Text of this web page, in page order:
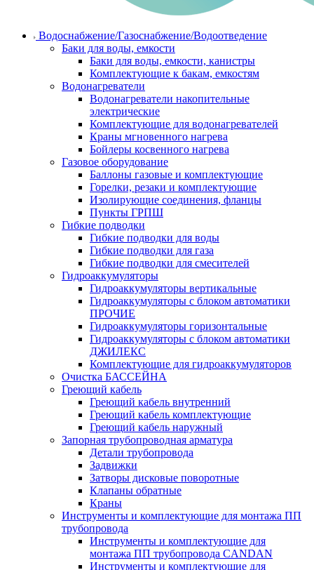
Водоснабжение/Газоснабжение/Водоотведение
Баки для воды, емкости
Баки для воды, емкости, канистры
Комплектующие к бакам, емкостям
Водонагреватели
Водонагреватели накопительные
электрические
Комплектующие для водонагревателей
Краны мгновенного нагрева
Бойлеры косвенного нагрева
Газовое оборудование
Баллоны газовые и комплектующие
Горелки, резаки и комплектующие
Изолирующие соединения, фланцы
Пункты ГРПШ
Гибкие подводки
Гибкие подводки для воды
Гибкие подводки для газа
Гибкие подводки для смесителей
Гидроаккумуляторы
Гидроаккумуляторы вертикальные
Гидроаккумуляторы с блоком автоматики
ПРОЧИЕ
Гидроаккумуляторы горизонтальные
Гидроаккумуляторы с блоком автоматики
ДЖИЛЕКС
Комплектующие для гидроаккумуляторов
Очистка БАССЕЙНА
Греющий кабель
Греющий кабель внутренний
Греющий кабель комплектующие
Греющий кабель наружный
Запорная трубопроводная арматура
Детали трубопровода
Задвижки
Затворы дисковые поворотные
Клапаны обратные
Краны
Инструменты и комплектующие для монтажа ПП
трубопровода
Инструменты и комплектующие для
монтажа ПП трубопровода CANDAN
Инструменты и комплектующие для